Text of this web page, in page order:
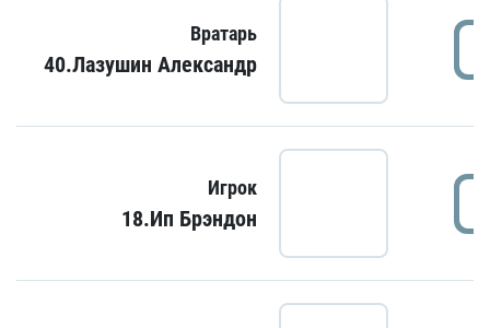
Вратарь
40.Лазушин Александр
Игрок
18.Ип Брэндон